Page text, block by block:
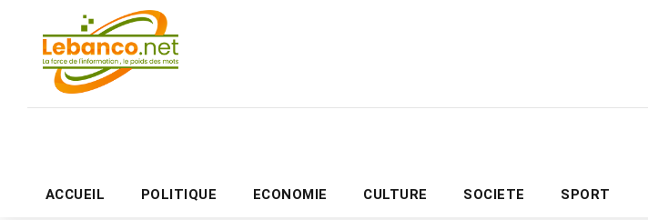
ACCUEIL POLITIQUE ECONOMIE CULTURE SOCIETE SPORTPUBLICITÉ